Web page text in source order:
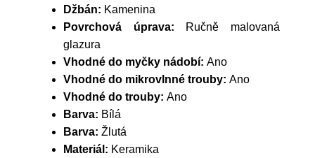
Džbán: Kamenina
Povrchová úprava: Ručně malovaná
glazura
Vhodné do myčky nádobí: Ano
Vhodné do mikrovlnné trouby: Ano
Vhodné do trouby: Ano
Barva: Bílá
Barva: Žlutá
Materiál: Keramika